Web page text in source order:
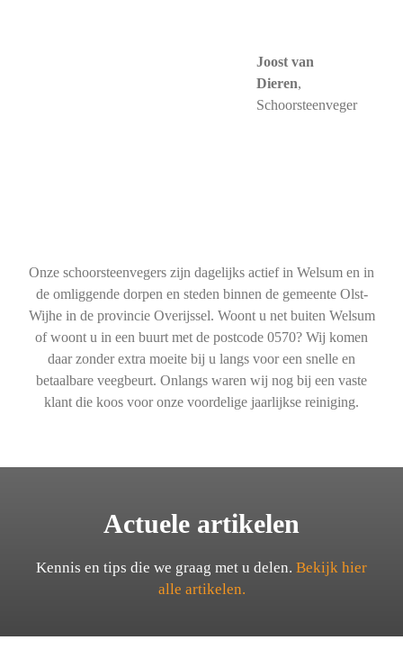
Joost van
Dieren,
Schoorsteenveger
Onze schoorsteenvegers zijn dagelijks actief in Welsum en in
de omliggende dorpen en steden binnen de gemeente Olst-
Wijhe in de provincie Overijssel. Woont u net buiten Welsum
of woont u in een buurt met de postcode 0570? Wij komen
daar zonder extra moeite bij u langs voor een snelle en
betaalbare veegbeurt. Onlangs waren wij nog bij een vaste
klant die koos voor onze voordelige jaarlijkse reiniging.
Actuele artikelen
Kennis en tips die we graag met u delen. Bekijk hier
alle artikelen.